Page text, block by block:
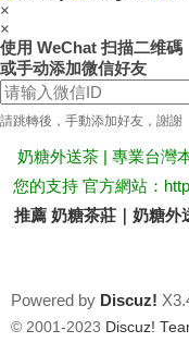
送
茶
×
×
使用 WeChat 扫描二维碼
或手动添加微信好友
請跳轉後，手動添加好友，謝謝
奶糖外送茶 | 專業台灣
您的支持 官方網站：
推薦 奶糖茶莊｜奶糖外
Powered by Discuz!
© 2001-2023 Discuz!